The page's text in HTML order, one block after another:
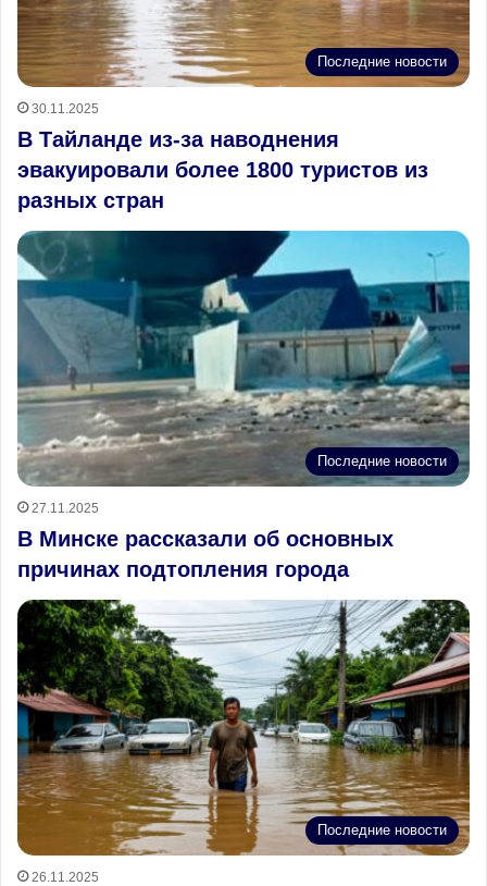
Последние новости
30.11.2025
В Тайланде из-за наводнения
эвакуировали более 1800 туристов из
разных стран
Последние новости
27.11.2025
В Минске рассказали об основных
причинах подтопления города
Последние новости
26.11.2025